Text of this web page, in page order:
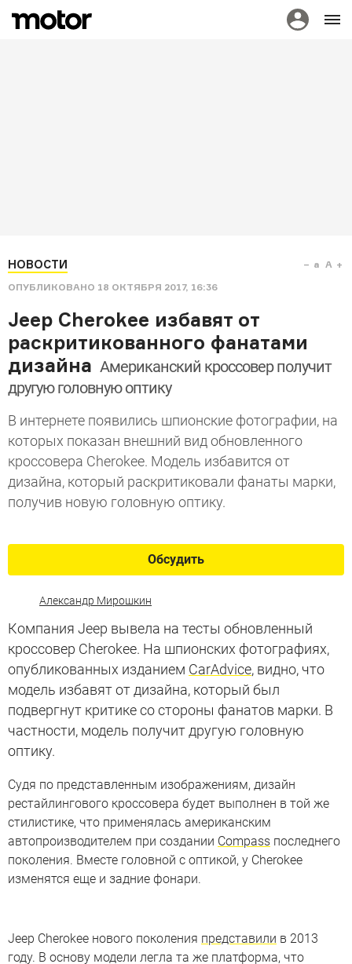
НОВОСТИ
ОПУБЛИКОВАНО 18 ОКТЯБРЯ 2017, 16:36
a A
Jeep Cherokee избавят от
раскритикованного фанатами
дизайна Американский кроссовер получит
другую головную оптику
В интернете появились шпионские фотографии, на
которых показан внешний вид обновленного
кроссовера Cherokee. Модель избавится от
дизайна, который раскритиковали фанаты марки,
получив новую головную оптику.
Обсудить
Александр Мирошкин
Компания Jeep вывела на тесты обновленный
кроссовер Cherokee. На шпионских фотографиях,
опубликованных изданием CarAdvice, видно, что
модель избавят от дизайна, который был
подвергнут критике со стороны фанатов марки. В
частности, модель получит другую головную
оптику.
Судя по представленным изображениям, дизайн
рестайлингового кроссовера будет выполнен в той же
стилистике, что применялась американским
автопроизводителем при создании Compass последнего
поколения. Вместе головной с оптикой, у Cherokee
изменятся еще и задние фонари.
Jeep Cherokee нового поколения представили в 2013
году. В основу модели легла та же платформа, что